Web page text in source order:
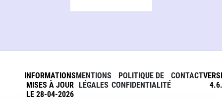
INFORMATIONS
MISES À JOUR
LE 28-04-2026
MENTIONS
LÉGALES
POLITIQUE DE
CONFIDENTIALITÉ
CONTACT